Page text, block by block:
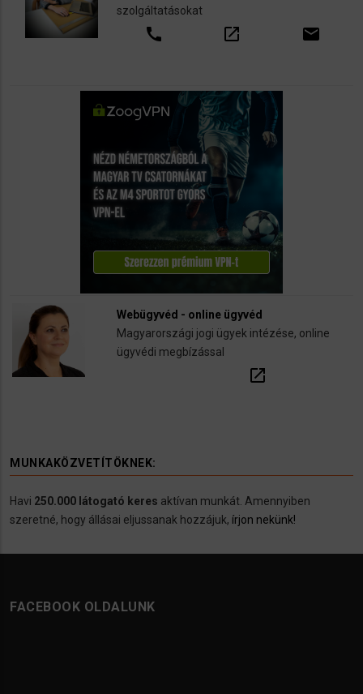
szolgáltatásokat
call open_in_new email
Webügyvéd - online ügyvéd
Magyarországi jogi ügyek intézése, online
ügyvédi megbízással
open_in_new
MUNKAKÖZVETÍTÖKNEK:
Havi 250.000 látogató keres aktívan munkát. Amennyiben
szeretné, hogy állásai eljussanak hozzájuk, írjon nekünk!
FACEBOOK OLDALUNK